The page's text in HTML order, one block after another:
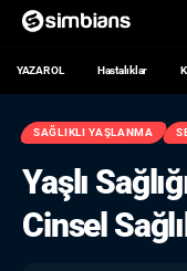
YAZAR OL Hastalıklar
SAĞLIKLI YAŞLANMA
Yaşlı
Cinsel